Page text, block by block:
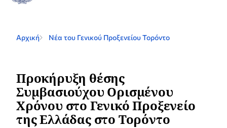
Αρχική Νέα του Γενικού Προξενείου Τορόντο
Προκήρυξη θέσης
Συμβασιούχου Ορισμένου
Χρόνου στο Γενικό Προξενείο
της Ελλάδας στο Τορόντο